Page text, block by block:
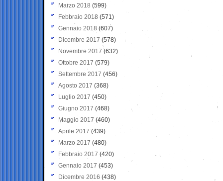
Marzo 2018 (599)
Febbraio 2018 (571)
Gennaio 2018 (607)
Dicembre 2017 (578)
Novembre 2017 (632)
Ottobre 2017 (579)
Settembre 2017 (456)
Agosto 2017 (368)
Luglio 2017 (450)
Giugno 2017 (468)
Maggio 2017 (460)
Aprile 2017 (439)
Marzo 2017 (480)
Febbraio 2017 (420)
Gennaio 2017 (453)
Dicembre 2016 (438)